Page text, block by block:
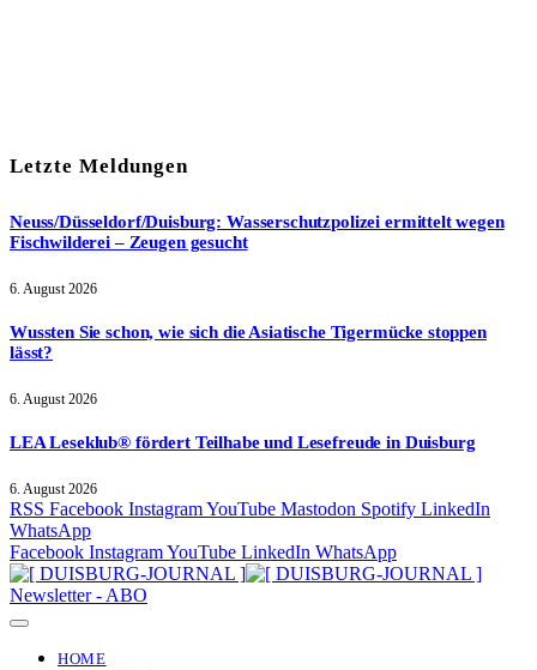
Letzte Meldungen
Neuss/Düsseldorf/Duisburg: Wasserschutzpolizei ermittelt wegen
Fischwilderei – Zeugen gesucht
6. August 2026
Wussten Sie schon, wie sich die Asiatische Tigermücke stoppen
lässt?
6. August 2026
LEA Leseklub® fördert Teilhabe und Lesefreude in Duisburg
6. August 2026
RSS Facebook InstagramYouTube Mastodon Spotify LinkedIn
WhatsApp
Facebook InstagramYouTube LinkedIn WhatsApp
Newsletter - ABO
HOME